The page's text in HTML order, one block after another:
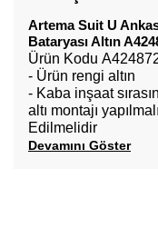
Artema Suit U
Bataryası Altın
Ürün Kodu
- Ürün rengi altın
- Kaba inşaat
altı montajı
Edilmelidir
Devamını Göster